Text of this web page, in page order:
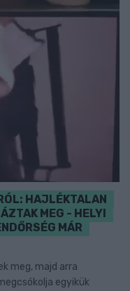
HAJLÉKTALAN
MEG - HELYI
MÁR
meg, majd arra
egyikük